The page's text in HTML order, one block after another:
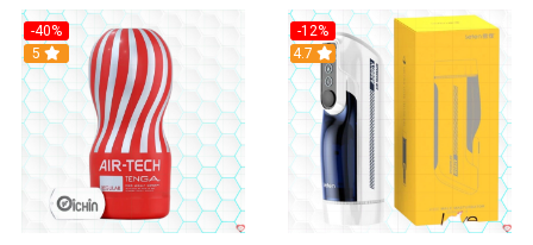
-40%
Hot
5
-12%
Hot
4.7